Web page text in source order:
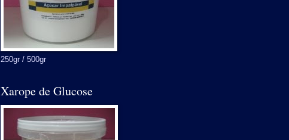
250gr / 500gr
Xarope de Glucose